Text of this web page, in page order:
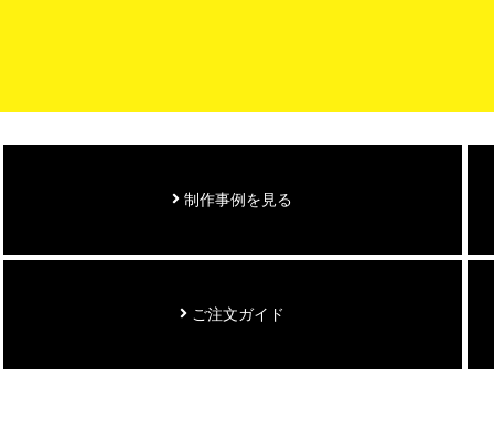
制作事例を見る
ご注文ガイド